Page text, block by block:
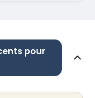
pour